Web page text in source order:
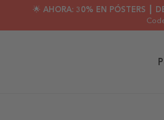
🌟 AHORA: 30% EN PÓSTERS ┃